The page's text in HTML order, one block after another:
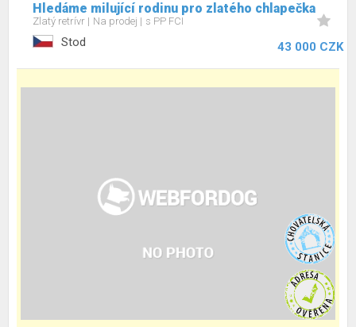
Hledáme milující rodinu pro zlatého chlapečka
Zlatý retrívr Na prodej s PP FCI
Stod 43 000 CZK